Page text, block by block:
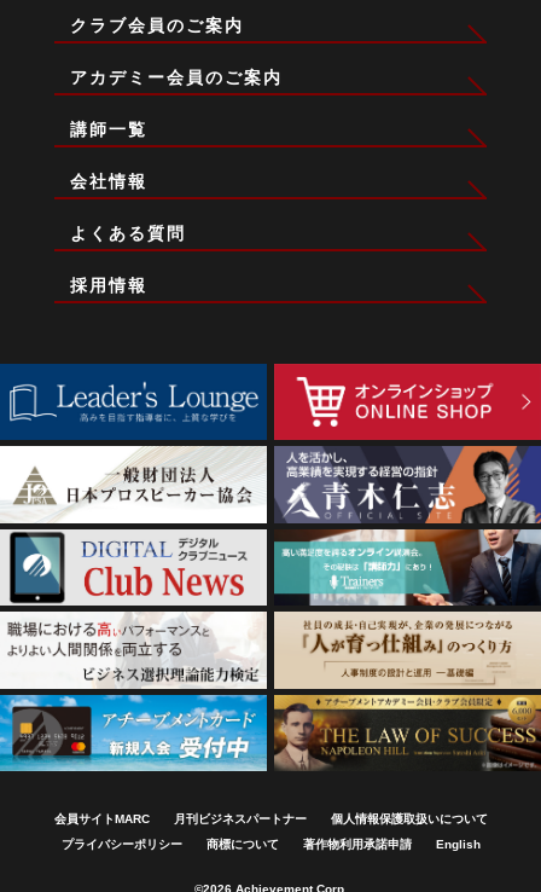
クラブ会員のご案内
アカデミー会員のご案内
講師一覧
会社情報
よくある質問
採用情報
会員サイトMARC 月刊ビジネスパートナー
個人情報保護取扱いについて
プライバシーポリシー
商標について 著作物利用承諾申請 English
©2026 Achievement Corp.